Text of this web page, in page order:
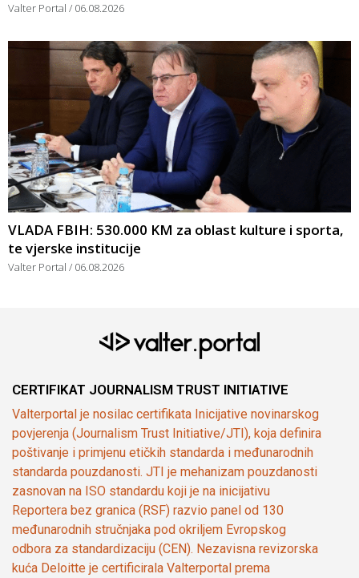
Valter Portal 06.08.2026
VLADA FBIH: 530.000 KM za oblast kulture i sporta,
te vjerske institucije
Valter Portal 06.08.2026
CERTIFIKAT JOURNALISM TRUST INITIATIVE
Valterportal je nosilac certifikata Inicijative novinarskog
povjerenja (Journalism Trust Initiative/JTI), koja definira
poštivanje i primjenu etičkih standarda i međunarodnih
standarda pouzdanosti. JTI je mehanizam pouzdanosti
zasnovan na ISO standardu koji je na inicijativu
Reportera bez granica (RSF) razvio panel od 130
međunarodnih stručnjaka pod okriljem Evropskog
odbora za standardizaciju (CEN). Nezavisna revizorska
kuća Deloitte je certificirala Valterportal prema